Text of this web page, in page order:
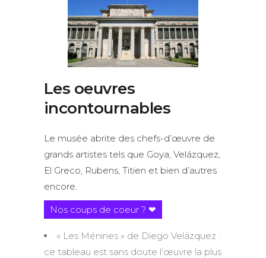
Les oeuvres
incontournables
Le musée abrite des chefs-d’œuvre de
grands artistes tels que Goya, Velázquez,
El Greco, Rubens, Titien et bien d’autres
encore.
Nos coups de coeur ? ❤
« Les Ménines » de Diego Velázquez :
ce tableau est sans doute l’œuvre la plus